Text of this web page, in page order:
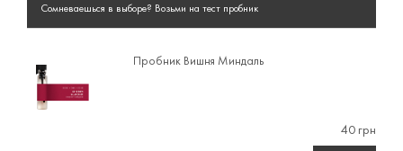
Сомневаешься в выборе? Возьми на тест пробник
Пробник Вишня Миндаль
40 грн